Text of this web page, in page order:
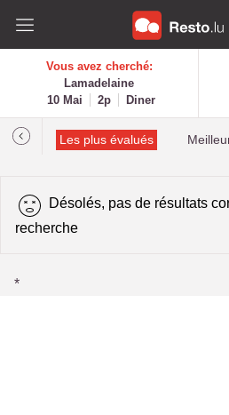
Vous avez cherché:
Lamadelaine
10 Mai
2p Diner
Les plus évalués
Désolés, pas de résultats
recherche
*